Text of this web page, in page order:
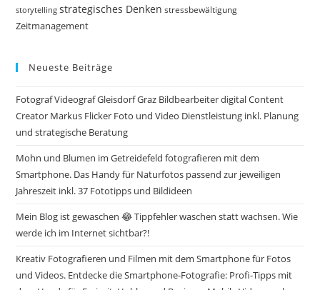
storytelling strategisches Denken stressbewältigung
Zeitmanagement
Neueste Beiträge
Fotograf Videograf Gleisdorf Graz Bildbearbeiter digital Content
Creator Markus Flicker Foto und Video Dienstleistung inkl. Planung
und strategische Beratung
Mohn und Blumen im Getreidefeld fotografieren mit dem
Smartphone. Das Handy für Naturfotos passend zur jeweiligen
Jahreszeit inkl. 37 Fototipps und Bildideen
Mein Blog ist gewaschen 😂 Tippfehler waschen statt wachsen. Wie
werde ich im Internet sichtbar?!
Kreativ Fotografieren und Filmen mit dem Smartphone für Fotos
und Videos. Entdecke die Smartphone-Fotografie: Profi-Tipps mit